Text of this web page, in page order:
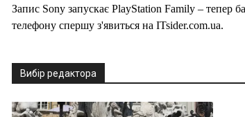
Запис Sony запускає PlayStation Family – тепер
телефону спершу з'явиться на ITsider.com.ua.
Вибір редактора